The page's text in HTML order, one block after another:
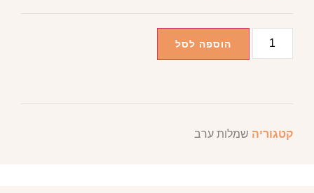
הוספה לסל
קטגוריה שמלות ערב